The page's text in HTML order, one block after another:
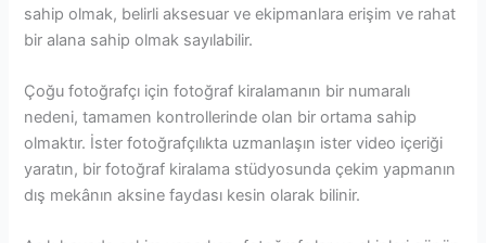
sahip olmak, belirli aksesuar ve ekipmanlara erişim ve rahat
bir alana sahip olmak sayılabilir.
Çoğu fotoğrafçı için fotoğraf kiralamanın bir numaralı
nedeni, tamamen kontrollerinde olan bir ortama sahip
olmaktır. İster fotoğrafçılıkta uzmanlaşın ister video içeriği
yaratın, bir fotoğraf kiralama stüdyosunda çekim yapmanın
dış mekânın aksine faydası kesin olarak bilinir.